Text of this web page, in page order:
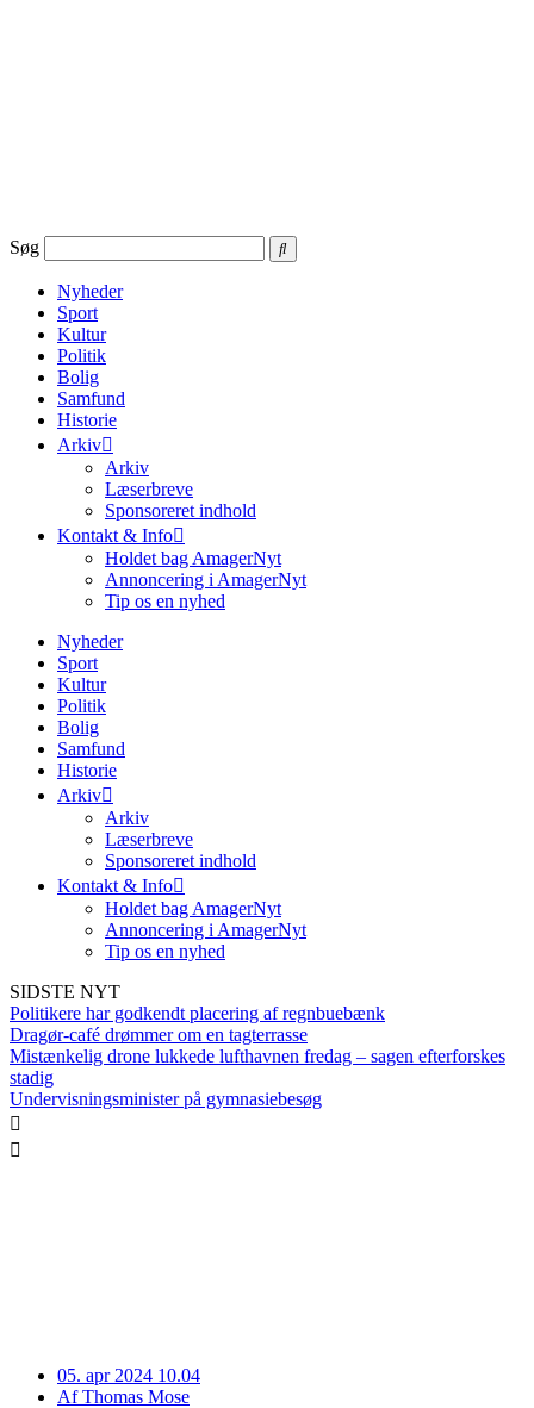
Søg
Nyheder
Sport
Kultur
Politik
Bolig
Samfund
Historie
Arkiv
Arkiv
Læserbreve
Sponsoreret indhold
Kontakt & Info
Holdet bag AmagerNyt
Annoncering i AmagerNyt
Tip os en nyhed
Nyheder
Sport
Kultur
Politik
Bolig
Samfund
Historie
Arkiv
Arkiv
Læserbreve
Sponsoreret indhold
Kontakt & Info
Holdet bag AmagerNyt
Annoncering i AmagerNyt
Tip os en nyhed
SIDSTE NYT
Politikere har godkendt placering af regnbuebænk
Dragør-café drømmer om en tagterrasse
Mistænkelig drone lukkede lufthavnen fredag – sagen efterforskes
stadig
Undervisningsminister på gymnasiebesøg
05. apr 2024 10.04
AfThomas Mose